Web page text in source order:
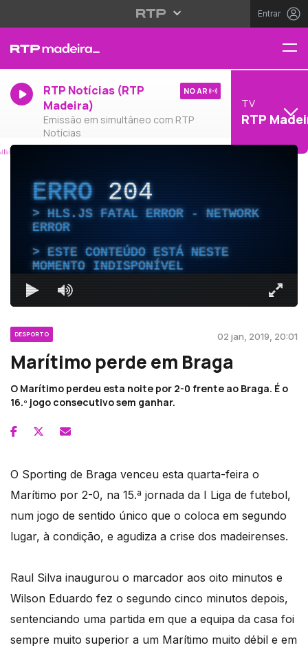
Entrar
RTP Notícias (RTP
Madeira)
Emissão em simultâneo com RTP
Notícias
NO AR
TV
RTP
ERRO204
HLS.JS FATAL ERROR - NETWORK
ERROR
ESTE CONTEÚDO ESTÁ NESTE
MOMENTO INDISPONÍVEL
DESPORTO 02 jan, 2019, 20:01
Marítimo perde em Braga
O Marítimo perdeu esta noite por 2-0 frente ao Braga. É o
16.º jogo consecutivo sem ganhar.
O Sporting de Braga venceu esta quarta-feira o
Marítimo por 2-0, na 15.ª jornada da I Liga de futebol,
num jogo de sentido único que o coloca em segundo
lugar, à condição, e agudiza a crise dos madeirenses.
Raul Silva inaugurou o marcador aos oito minutos e
Wilson Eduardo fez o segundo cinco minutos depois,
sentenciando uma partida em que a equipa da casa foi
sempre muito superior a um Marítimo muito débil e em